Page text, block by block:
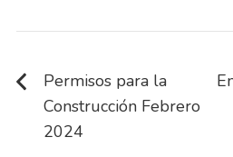
de
entradas
Permisos para la
Construcción Febrero
2024